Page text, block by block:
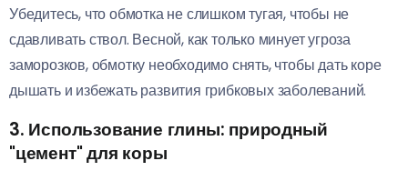
Убедитесь, что обмотка не слишком тугая, чтобы не
сдавливать ствол. Весной, как только минует угроза
заморозков, обмотку необходимо снять, чтобы дать коре
дышать и избежать развития грибковых заболеваний.
3. Использование глины: природный
"цемент" для коры